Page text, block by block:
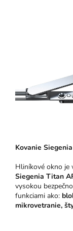
Kovanie
Hliníkové okno je
Siegenia Titan
vysokou
funkciami ako:
mikrovetranie,